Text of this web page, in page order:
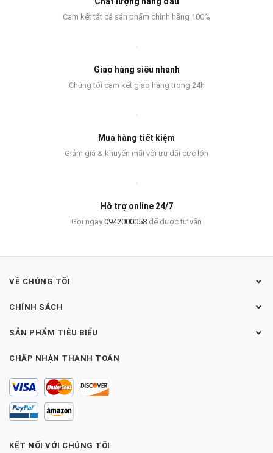
Chất lượng hàng đầu
Cam kết tất cả sản phẩm chính hãng 100%
Giao hàng siêu nhanh
Mua hàng tiết kiệm
VỀ CHÚNG TÔI
CHÍNH SÁCH
SẢN PHẨM TIÊU BIỂU
CHẤP NHẬN THANH TOÁN